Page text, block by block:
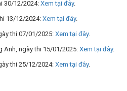
30/12/2024: Xem tại đây.
13/12/2024: Xem tại đây.
thi 07/01/2025: Xem tại đây.
Anh, ngày thi 15/01/2025: Xem tại đây.
thi 25/12/2024: Xem tại đây.